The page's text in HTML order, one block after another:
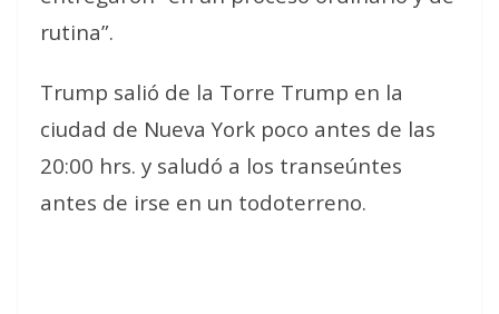
rutina”.
Trump salió de la Torre Trump en la
ciudad de Nueva York poco antes de las
20:00 hrs. y saludó a los transeúntes
antes de irse en un todoterreno.